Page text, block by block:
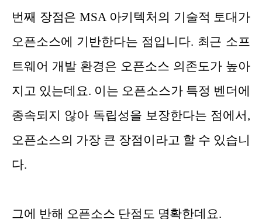
번째 장점은 MSA 아키텍처의 기술적 토대가
오픈소스에 기반한다는 점입니다. 최근 소프
트웨어 개발 환경은 오픈소스 의존도가 높아
지고 있는데요. 이는 오픈소스가 특정 벤더에
종속되지 않아 독립성을 보장한다는 점에서,
오픈소스의 가장 큰 장점이라고 할 수 있습니
다.
그에 반해 오픈소스 단점도 명확한데요.